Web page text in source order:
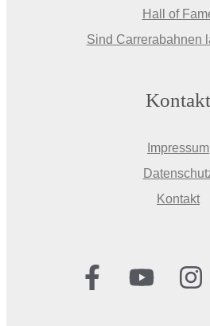
Hall of
Sind Carrerabahnen
Kontakt
Impressum
Kontakt